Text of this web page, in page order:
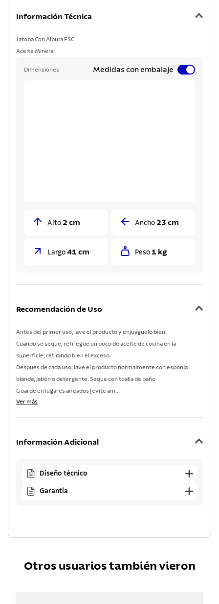
Información Técnica
Jatoba Con Albura FSC
Aceite Mineral
Dimensiones Medidas con embalaje
Alto 2 cm Ancho 23 cm
Largo 41 cm Peso 1 kg
Recomendación de Uso
Antes del primer uso, lave el producto y enjuáguelo bien.
Cuando se seque, refriegue un poco de aceite de cocina en la
superficie, retirando bien el exceso.
Después de cada uso, lave el producto normalmente con esponja
blanda, jabón o detergente. Seque con toalla de paño
Guarde en lugares aireados [evite am...
Ver más
Información Adicional
Diseño técnico
Garantía
Otros usuarios también vieron